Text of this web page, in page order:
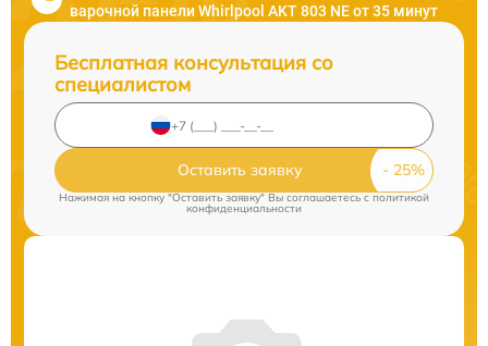
варочной панели Whirlpool AKT 803 NE от 35 минут
Бесплатная консультация со
специалистом
Оставить заявку
Нажимая на кнопку "Оставить заявку" Вы соглашаетесь c политикой
конфиденциальности